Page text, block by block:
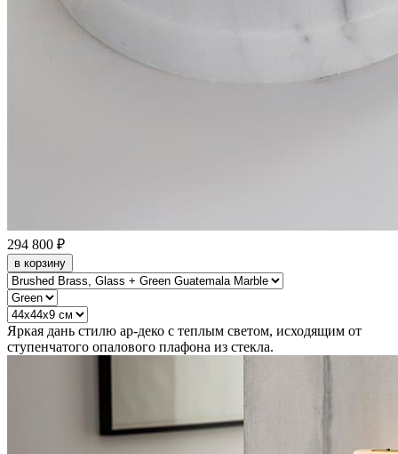
294 800 ₽
в корзину
Яркая дань стилю ар-деко с теплым светом, исходящим от
ступенчатого опалового плафона из стекла.